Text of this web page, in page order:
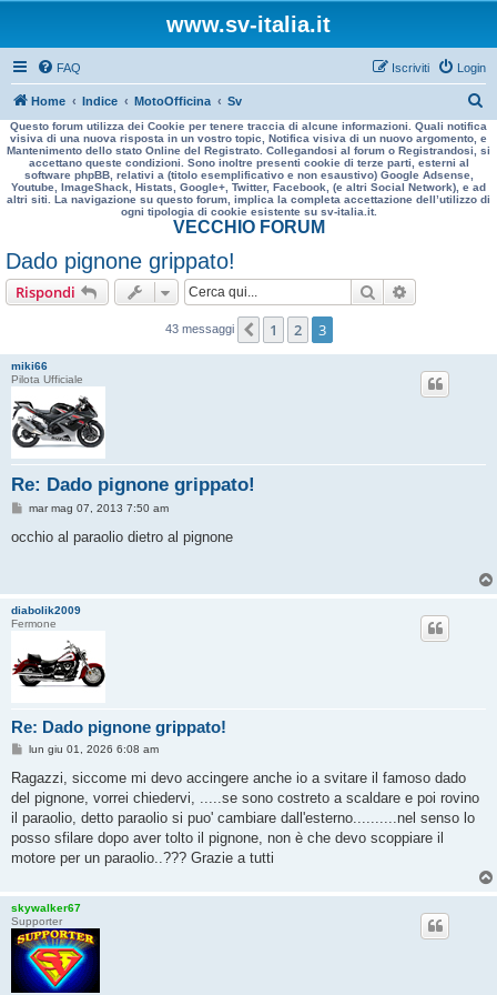
www.sv-italia.it
FAQ Login
Iscriviti
Home Indice MotoOfficina Sv
e
r
a
Questo forum utilizza dei Cookie per tenere traccia di alcune informazioni. Quali notifica
visiva di una nuova risposta in un vostro topic, Notifica visiva di un nuovo argomento, e
Mantenimento dello stato Online del Registrato. Collegandosi al forum o Registrandosi, si
accettano queste condizioni. Sono inoltre presenti cookie di terze parti, esterni al
software phpBB, relativi a (titolo esemplificativo e non esaustivo) Google Adsense,
Youtube, ImageShack, Histats, Google+, Twitter, Facebook, (e altri Social Network), e ad
altri siti. La navigazione su questo forum, implica la completa accettazione dell’utilizzo di
ogni tipologia di cookie esistente su sv-italia.it.
VECCHIO FORUM
Dado pignone grippato!
Rispondi Cerca
43 messaggi Precedente
1 2 3
miki66
Pilota Ufficiale
Re: Dado pignone grippato!
M
s
o
mar mag 07, 2013 7:50 am
occhio al paraolio dietro al pignone
diabolik2009
Fermone
Re: Dado pignone grippato!
M
s
a
g
g
i
o
lun giu 01, 2026 6:08 am
Ragazzi, siccome mi devo accingere anche io a svitare il famoso dado
del pignone, vorrei chiedervi, .....se sono costreto a scaldare e poi rovino
il paraolio, detto paraolio si puo' cambiare dall'esterno..........nel senso lo
posso sfilare dopo aver tolto il pignone, non è che devo scoppiare il
motore per un paraolio..??? Grazie a tutti
skywalker67
Supporter